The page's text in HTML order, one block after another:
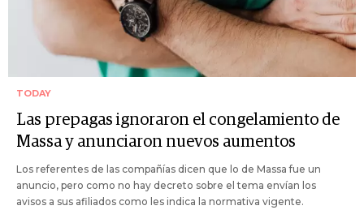
TODAY
Las prepagas ignoraron el congelamiento de
Massa y anunciaron nuevos aumentos
Los referentes de las compañías dicen que lo de Massa fue un
anuncio, pero como no hay decreto sobre el tema envían los
avisos a sus afiliados como les indica la normativa vigente.